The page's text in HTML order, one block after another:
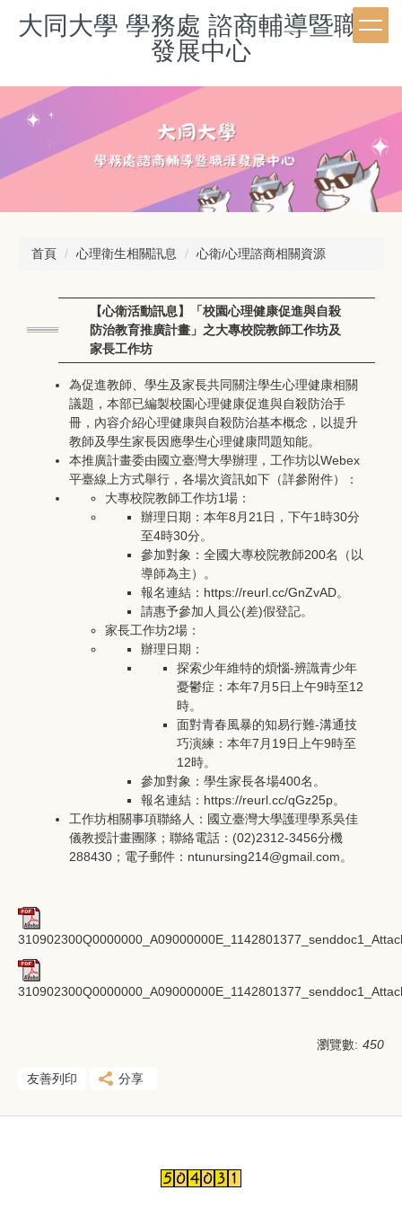
內
容
大同大學 學務處 諮商輔導暨職涯
發展中心
首頁 心理衛生相關訊息 心衛/心理諮商相關資源
【心衛活動訊息】「校園心理健康促進與自殺
防治教育推廣計畫」之大專校院教師工作坊及
家長工作坊
為促進教師、學生及家長共同關注學生心理健康相關
議題，本部已編製校園心理健康促進與自殺防治手
冊，內容介紹心理健康與自殺防治基本概念，以提升
教師及學生家長因應學生心理健康問題知能。
本推廣計畫委由國立臺灣大學辦理，工作坊以Webex
平臺線上方式舉行，各場次資訊如下（詳參附件）：
大專校院教師工作坊1場：
辦理日期：本年8月21日，下午1時30分
至4時30分。
參加對象：全國大專校院教師200名（以
導師為主）。
報名連結：https://reurl.cc/GnZvAD。
請惠予參加人員公(差)假登記。
家長工作坊2場：
辦理日期：
探索少年維特的煩惱-辨識青少年
憂鬱症：本年7月5日上午9時至12
時。
面對青春風暴的知易行難-溝通技
巧演練：本年7月19日上午9時至
12時。
參加對象：學生家長各場400名。
報名連結：https://reurl.cc/qGz25p。
工作坊相關事項聯絡人：國立臺灣大學護理學系吳佳
儀教授計畫團隊；聯絡電話：(02)2312-3456分機
288430；電子郵件：ntunursing214@gmail.com。
瀏覽數: 450
友善列印 分享